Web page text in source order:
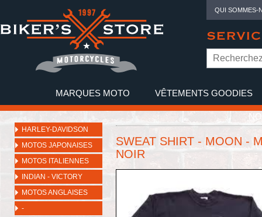
QUI SOMMES-
MARQUES MOTO VÊTEMENTS GOODIES
HARLEY-DAVIDSON
MOTOS JAPONAISES
MOTOS ITALIENNES
INDIAN - VICTORY
MOTOS ANGLAISES
-
SWEAT SHIRT - MOON -
NOIR